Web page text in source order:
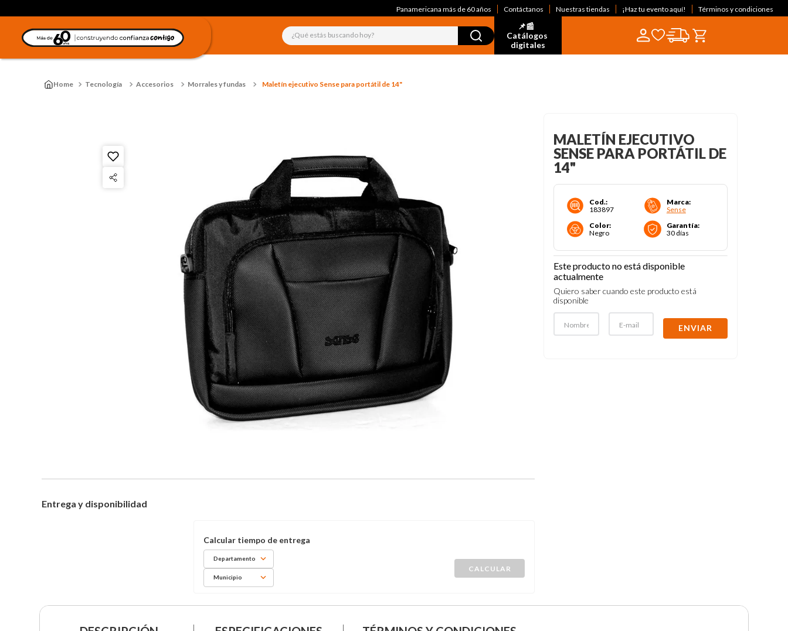
Panamericana más de 60 años Contáctanos Nuestras tiendas ¡Haz tu evento aquí! Términos y condiciones
¿Qué estás buscando hoy?
📌📰
Catálogos
digitales
Tecnología Accesorios Morrales y fundas Maletín ejecutivo Sense para portátil de 14"
Entrega y disponibilidad
Departamento
Municipio
MALETÍN EJECUTIVO
SENSE PARA PORTÁTIL DE
14"
Cod.:
183897
Marca:
Sense
Color:
Negro
Garantía:
30 días
Este producto no está disponible
actualmente
Quiero saber cuando este producto está
disponible
ENVIAR